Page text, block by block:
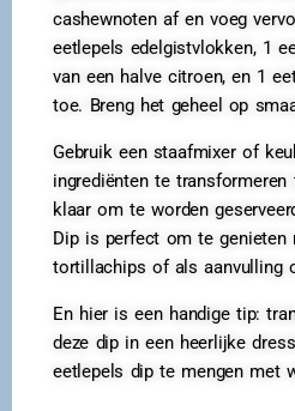
cashewnoten af en voeg
eetlepels edelgistvlokken, 1
van een halve citroen, en 1
toe. Breng het geheel op
Gebruik een staafmixer of
ingrediënten te
klaar om te worden
Dip is perfect om te genieten
tortillachips of als aanvulling
En hier is een handige tip:
deze dip in een heerlijke
eetlepels dip te mengen met